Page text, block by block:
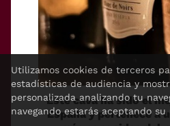
Este cava ha sido el
España y pertenece a
Utilizamos cookies de terceros
estadísticas de audiencia y
personalizada analizando tu
navegando estarás aceptando